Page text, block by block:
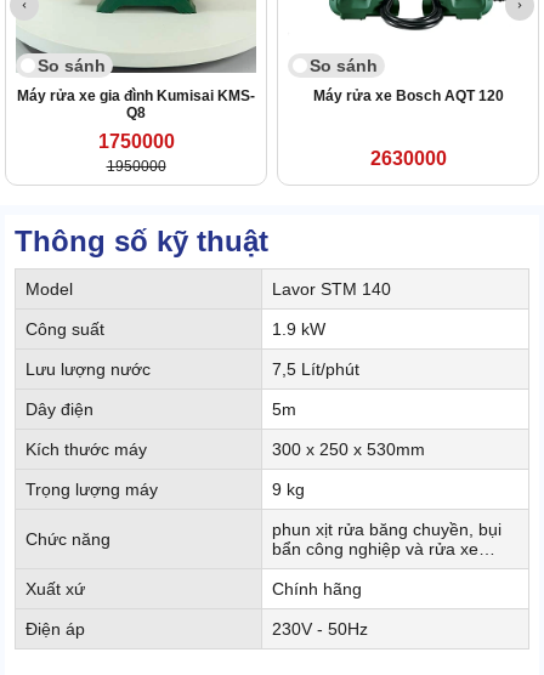
So sánh
Máy rửa xe gia đình Kumisai KMS-
Q8
1750000
1950000
So sánh
Máy rửa xe Bosch AQT 120
2630000
Thông số kỹ thuật
Model Lavor STM 140
Công suất 1.9 kW
Lưu lượng nước 7,5 Lít/phút
Dây điện 5m
Kích thước máy 300 x 250 x 530mm
Trọng lượng máy 9 kg
Chức năng
phun xịt rửa băng chuyền, bụi
bẩn công nghiệp và rửa xe…
Xuất xứ Chính hãng
Điện áp 230V - 50Hz